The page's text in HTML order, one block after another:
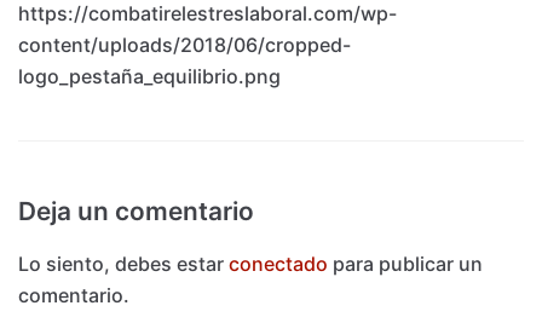
https://combatirelestreslaboral.com/wp-
content/uploads/2018/06/cropped-
logo_pestaña_equilibrio.png
Deja un comentario
Lo siento, debes estar conectado para publicar un
comentario.